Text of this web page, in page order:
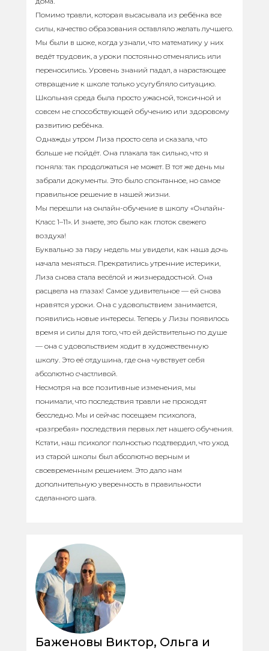
Помимо травли, которая высасывала из ребёнка все
силы, качество образования оставляло желать лучшего.
Мы были в шоке, когда узнали, что математику у них
ведёт трудовик, а уроки постоянно отменялись или
переносились. Уровень знаний падал, а нарастающее
отвращение к школе только усугубляло ситуацию.
Школьная среда была просто ужасной, токсичной и
совсем не способствующей обучению или здоровому
развитию ребёнка.
Однажды утром Лиза просто села и сказала, что
больше не пойдёт. Она плакала так сильно, что я
поняла: так продолжаться не может. В тот же день мы
забрали документы. Это было спонтанное, но самое
правильное решение в нашей жизни.
Мы перешли на онлайн-обучение в школу «Онлайн-
Класс 1–11». И знаете, это было как глоток свежего
воздуха!
Буквально за пару недель мы увидели, как наша дочь
начала меняться. Прекратились утренние истерики,
Лиза снова стала весёлой и жизнерадостной. Она
расцвела на глазах! Самое удивительное — ей снова
нравятся уроки. Она с удовольствием занимается,
появились новые интересы. Теперь у Лизы появилось
время и силы для того, что ей действительно по душе
— она с удовольствием ходит в художественную
школу. Это её отдушина, где она чувствует себя
абсолютно счастливой.
Несмотря на все позитивные изменения, мы
понимали, что последствия травли не проходят
бесследно. Мы и сейчас посещаем психолога,
«разгребая» последствия первых лет нашего обучения.
Кстати, наш психолог полностью подтвердил, что уход
из старой школы был абсолютно верным и
своевременным решением. Это дало нам
дополнительную уверенность в правильности
сделанного шага.
Баженовы Виктор, Ольга и